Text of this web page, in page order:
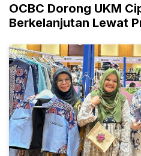
OCBC Dorong UKM
Berkelanjutan Lewat